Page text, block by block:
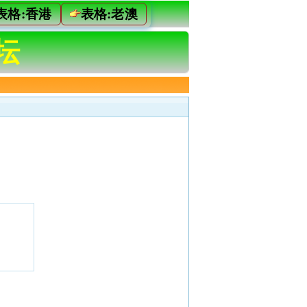
格:香港 表格:老澳